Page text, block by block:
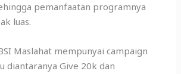
pemanfaatan programnya
luas.
Maslahat mempunyai campaign
diantaranya Give 20k dan